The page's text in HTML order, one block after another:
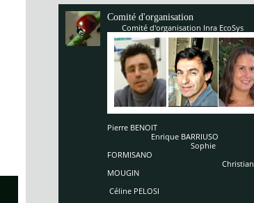
Comité d'organisation
Comité d'organisation Inra EcoSys
Pierre BENOIT
Enrique BARRIUSO
Sophie
FORMISANO
Christian
MOUGIN
Céline PELOSI